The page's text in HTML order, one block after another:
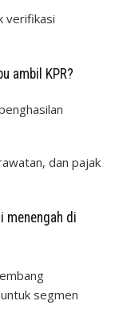
verifikasi
ambil KPR?
dan pajak
menengah di
segmen